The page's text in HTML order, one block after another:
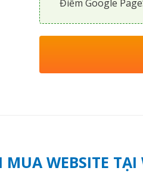
Điểm Google
WEBSITE TẠI